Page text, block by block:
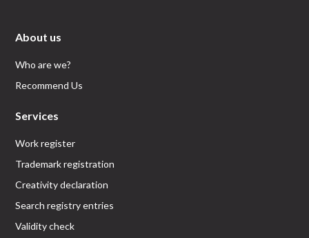
About us
Who are we?
Recommend Us
Services
Work register
Trademark registration
Creativity declaration
Search registry entries
Validity check